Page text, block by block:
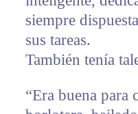
siempre
sus tareas.
También tenía
“Era buena para